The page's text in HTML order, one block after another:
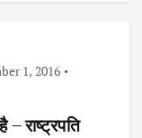
1, 2016
– राष्ट्रपति